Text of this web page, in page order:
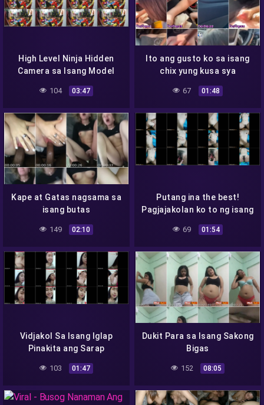
High Level Ninja Hidden
Camera sa Isang Model
104 03:47
Ito ang gusto ko sa isang
chix yung kusa sya
67 01:48
Kape at Gatas nagsama sa
isang butas
149 02:10
Putang ina the best!
Pagjajakolan ko to ng isang
69 01:54
Vidjakol Sa Isang Iglap
Pinakita ang Sarap
103 01:47
Dukit Para sa Isang Sakong
Bigas
152 08:05